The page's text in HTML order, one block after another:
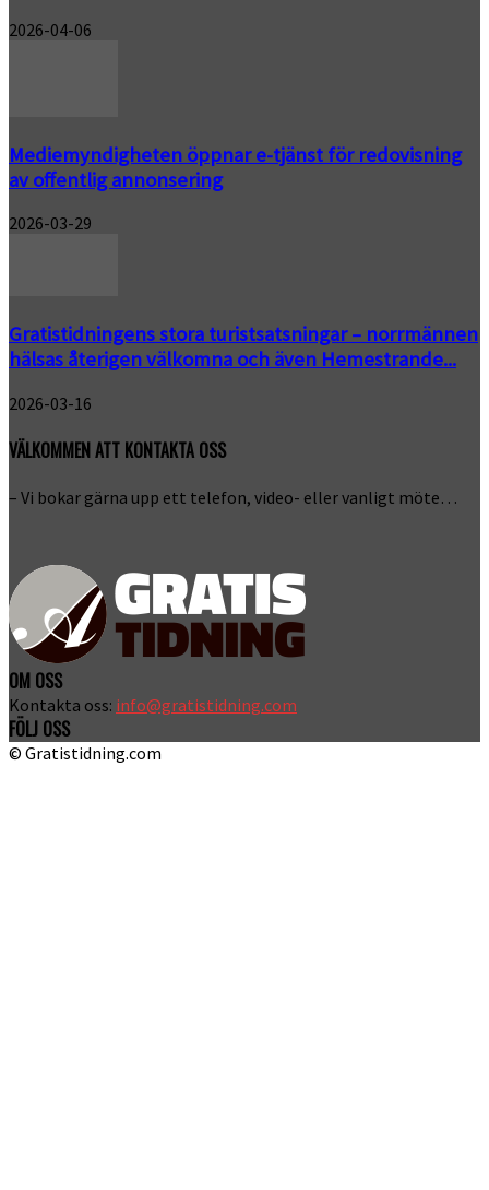
2026-04-06
Mediemyndigheten öppnar e-tjänst för redovisning
av offentlig annonsering
2026-03-29
Gratistidningens stora turistsatsningar – norrmännen
hälsas återigen välkomna och även Hemestrande...
2026-03-16
VÄLKOMMEN ATT KONTAKTA OSS
– Vi bokar gärna upp ett telefon, video- eller vanligt möte…
OM OSS
Kontakta oss: info@gratistidning.com
FÖLJ OSS
© Gratistidning.com